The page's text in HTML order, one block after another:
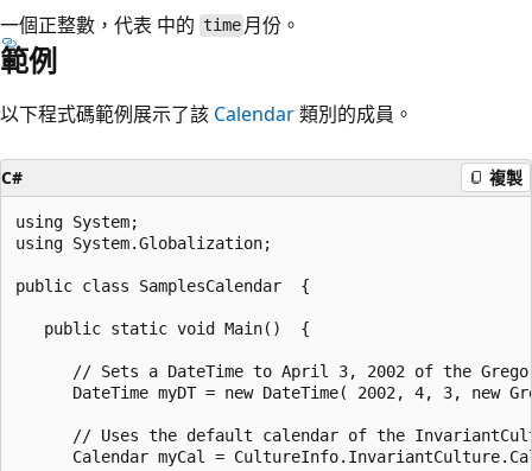
一個正整數，代表 中的 time 月份。
範例
以下程式碼範例展示了該 Calendar類別的成員。
C# 複製
using System;
using System.Globalization;
public class SamplesCalendar  {
   public static void Main()  {
// Sets a DateTime to April 3, 2002 of the
DateTime myDT = new DateTime( 2002, 4, 3, new
// Uses the default calendar of the
Calendar myCal =